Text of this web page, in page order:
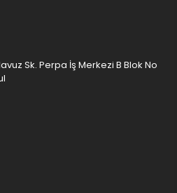
Sk. Perpa İş Merkezi B Blok No